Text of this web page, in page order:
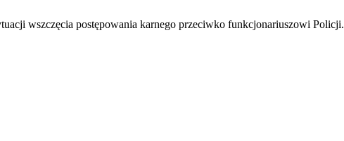
wszczęcia postępowania karnego przeciwko funkcjonariuszowi Policji.